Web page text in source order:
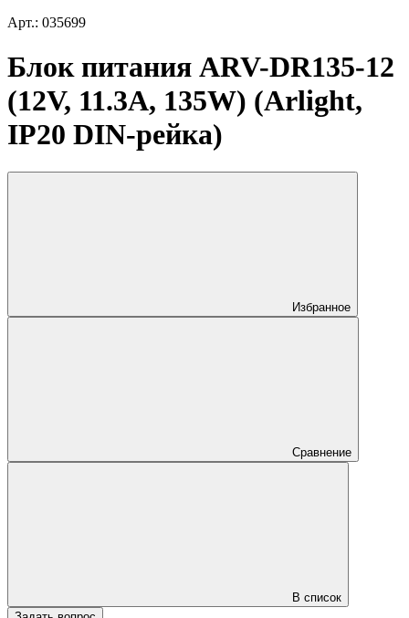
Арт.: 035699
Блок питания ARV-DR135-12
(12V, 11.3A, 135W) (Arlight,
IP20 DIN-рейка)
Избранное
Сравнение
В список